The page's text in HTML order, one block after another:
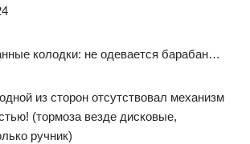
колодки: не одевается барабан…
из сторон отсутствовал механизм
(тормоза везде дисковые,
ручник)